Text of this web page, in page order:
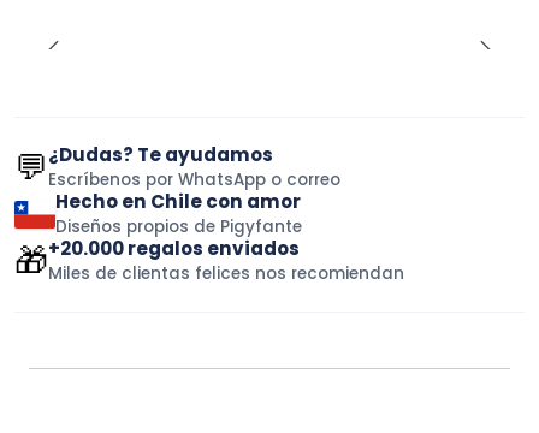
💬¿Dudas? Te ayudamos
Escríbenos por WhatsApp o correo
Hecho en Chile con amor
Diseños propios de Pigyfante
🎁+20.000 regalos enviados
Miles de clientas felices nos recomiendan